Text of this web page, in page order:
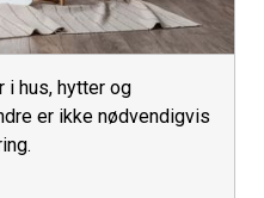
i hus, hytter og
er ikke nødvendigvis